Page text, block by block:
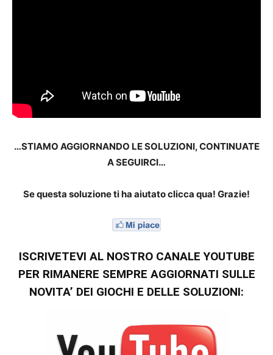
…STIAMO AGGIORNANDO LE SOLUZIONI, CONTINUATE
A SEGUIRCI…
Se questa soluzione ti ha aiutato clicca qua! Grazie!
ISCRIVETEVI AL NOSTRO CANALE YOUTUBE
PER RIMANERE SEMPRE AGGIORNATI SULLE
NOVITA’ DEI GIOCHI E DELLE SOLUZIONI: